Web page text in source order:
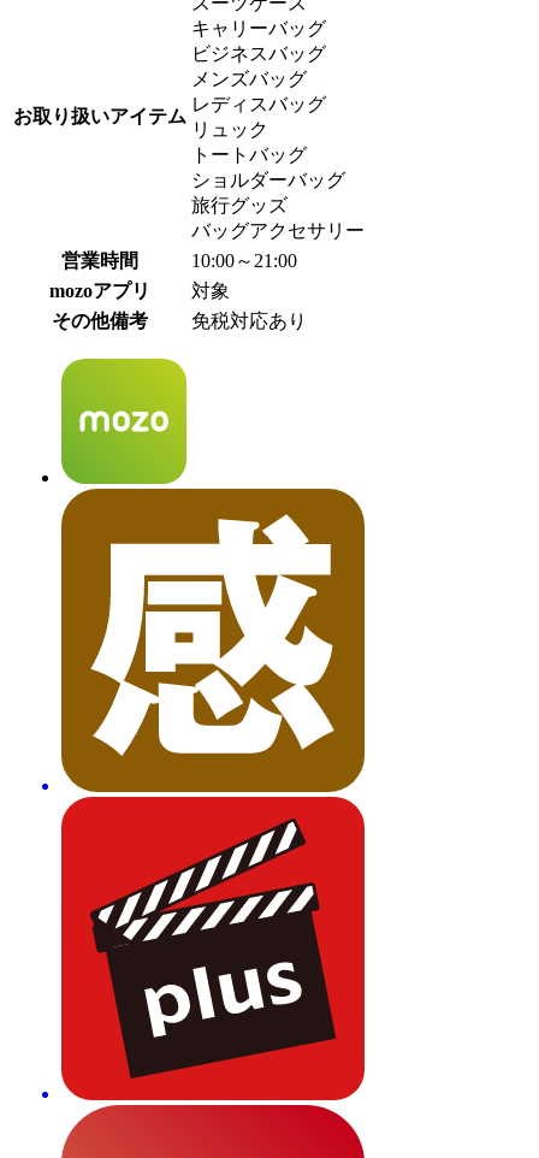
お取り扱いアイテム
キャリーバッグ
ビジネスバッグ
メンズバッグ
レディスバッグ
リュック
トートバッグ
ショルダーバッグ
旅行グッズ
バッグアクセサリー
営業時間
10:00～21:00
mozoアプリ
対象
その他備考
免税対応あり